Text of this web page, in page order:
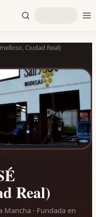
Ciudad Real)
Real)
Mancha · Fundada en